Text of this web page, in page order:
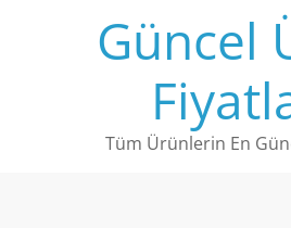
Güncel
Tüm Ürünlerin En